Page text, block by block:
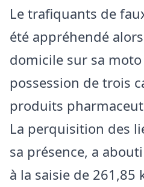
Le trafiquants de
été appréhendé
domicile sur sa moto
possession de trois
produits
La perquisition des
sa présence, a
à la saisie de